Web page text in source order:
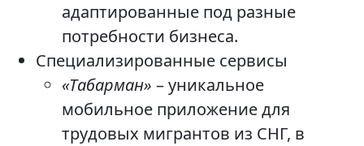
адаптированные под разные
потребности бизнеса.
Специализированные сервисы
«Табарман» – уникальное
мобильное приложение для
трудовых мигрантов из СНГ, в